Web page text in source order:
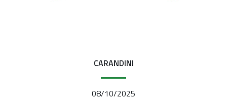
CARANDINI
08/10/2025